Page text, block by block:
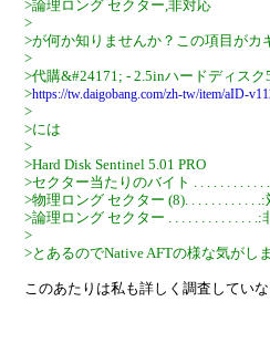
>論理ロング セクター,非対応
>
>が何か知りませんか？この項目がカ
>
>代購&#24171; - 2.5inハードディスク
>https://tw.daigobang.com/zh-tw/item/aID-
>
>には
>
>Hard Disk Sentinel 5.01 PRO
>セクター当たりのバイト . . . . . . . . . .
>物理ロング セクター (8). . . . . . . . . . .
>論理ロング セクター . . . . . . . . . . . . . .:
>
>とあるのでNative AFTの様な気がしま
このあたりは私も詳しく調査してい